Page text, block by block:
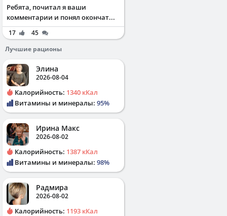
Ребята, почитал я ваши
комментарии и понял окончат...
17
45
Лучшие рационы
Элина
2026-08-04
Калорийность: 1340 кКал
Витамины и минералы: 95%
Ирина Макс
2026-08-02
Калорийность: 1387 кКал
Витамины и минералы: 98%
Радмира
2026-08-02
Калорийность: 1193 кКал